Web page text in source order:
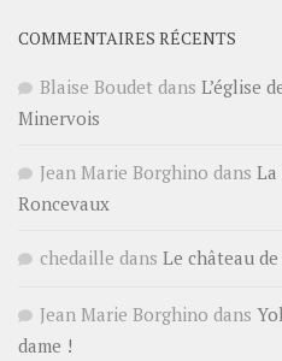
COMMENTAIRES RÉCENTS
Blaise Boudet dans L’église
Minervois
Jean Marie Borghino dans La
Roncevaux
chedaille dans Le château
Jean Marie Borghino dans
dame !